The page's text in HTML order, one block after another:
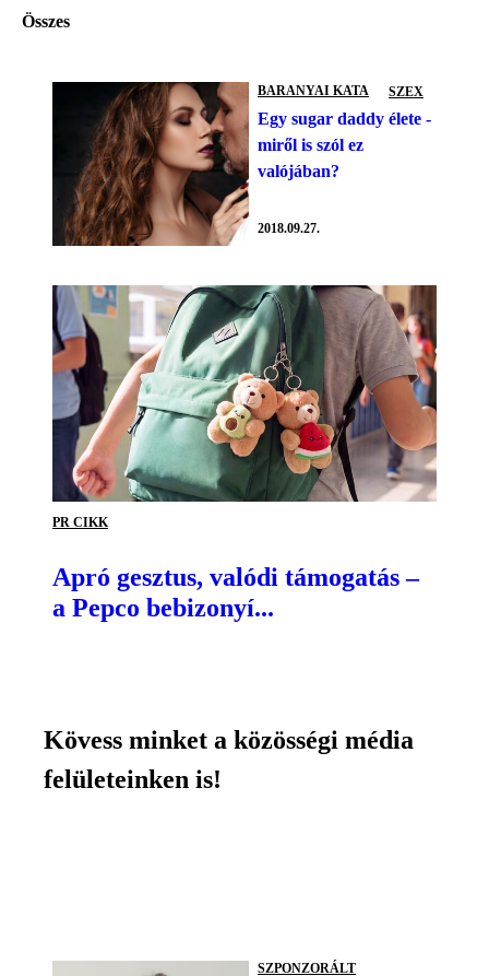
Összes
BARANYAI KATA SZEX
Egy sugar daddy élete -
miről is szól ez
valójában?
2018.09.27.
PR CIKK
Apró gesztus, valódi támogatás –
a Pepco bebizonyí...
Kövess minket a közösségi média
felületeinken is!
SZPONZORÁLT